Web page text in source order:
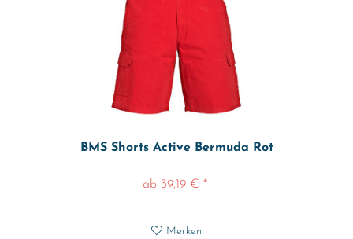
BMS Shorts Active Bermuda Rot
ab 39,19 € *
Merken